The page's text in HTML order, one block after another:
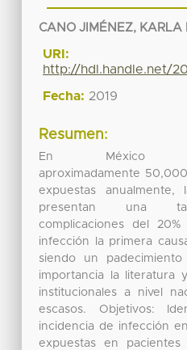
CANO JIMÉNEZ, KARLA
URI:
http://hdl.handle.net/
Fecha: 2019
Resumen:
En México
aproximadamente
expuestas anualmente,
presentan una
complicaciones del 20%
infección la primera
siendo un
importancia la literatura
institucionales a nivel
escasos. Objetivos:
incidencia de infección
expuestas en pacientes